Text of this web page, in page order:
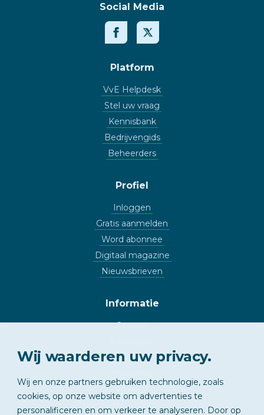
Social Media
Platform
VvE Helpdesk
Stel uw vraag
Kennisbank
Bedrijvengids
Beheerders
Profiel
Inloggen
Gratis aanmelden
Word abonnee
Digitaal magazine
Nieuwsbrieven
Informatie
Contact
Copyright
Wij waarderen uw privacy.
Wij en onze partners gebruiken technologie, zoals
cookies, op onze website om advertenties te
personalificeren en om verkeer te analyseren. Door op